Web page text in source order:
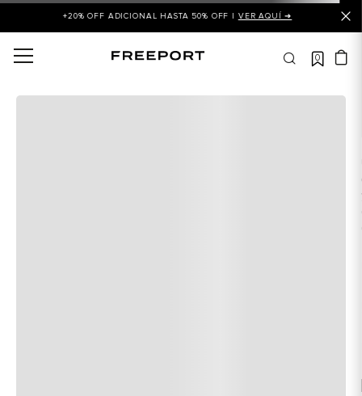
+20% OFF ADICIONAL HASTA 50% OFF | VER AQUÍ ➜
0